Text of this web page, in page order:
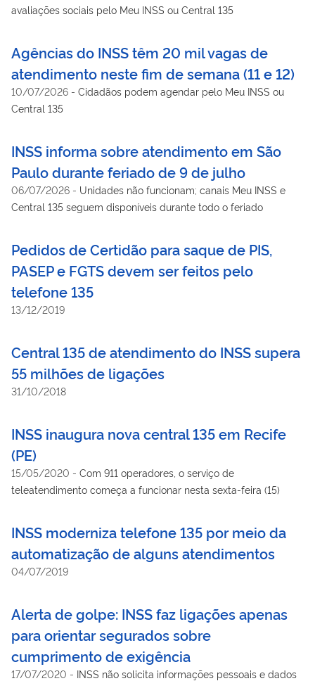
avaliações sociais pelo Meu INSS ou Central 135
Agências do INSS têm 20 mil vagas de
atendimento neste fim de semana (11 e 12)
10/07/2026 - Cidadãos podem agendar pelo Meu INSS ou
Central 135
INSS informa sobre atendimento em São
Paulo durante feriado de 9 de julho
06/07/2026 - Unidades não funcionam; canais Meu INSS e
Central 135 seguem disponíveis durante todo o feriado
Pedidos de Certidão para saque de PIS,
PASEP e FGTS devem ser feitos pelo
telefone 135
13/12/2019
Central 135 de atendimento do INSS supera
55 milhões de ligações
31/10/2018
INSS inaugura nova central 135 em Recife
(PE)
15/05/2020 - Com 911 operadores, o serviço de
teleatendimento começa a funcionar nesta sexta-feira (15)
INSS moderniza telefone 135 por meio da
automatização de alguns atendimentos
04/07/2019
Alerta de golpe: INSS faz ligações apenas
para orientar segurados sobre
cumprimento de exigência
17/07/2020 - INSS não solicita informações pessoais e dados